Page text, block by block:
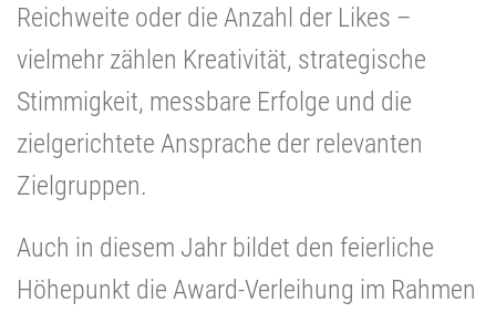
Reichweite oder die Anzahl der Likes –
vielmehr zählen Kreativität, strategische
Stimmigkeit, messbare Erfolge und die
zielgerichtete Ansprache der relevanten
Zielgruppen.
Auch in diesem Jahr bildet den feierliche
Höhepunkt die Award-Verleihung im Rahmen